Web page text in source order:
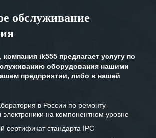
обслуживание
ik555 предлагает услугу по
оборудования нашими
предприятии, либо в нашей
в России по ремонту
на компонентном уровне
сертификат стандарта IPC